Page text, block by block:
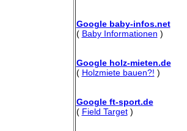
Google baby-infos.net
( Baby Informationen )
Google holz-mieten.de
( Holzmiete bauen?! )
Google ft-sport.de
( Field Target)